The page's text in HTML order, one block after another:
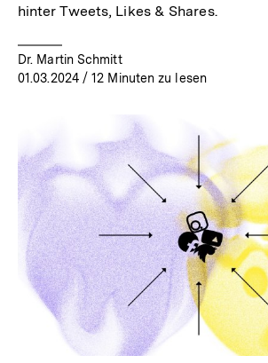
hinter Tweets, Likes & Shares.
Dr. Martin Schmitt
01.03.2024/ 12 Minuten zu lesen